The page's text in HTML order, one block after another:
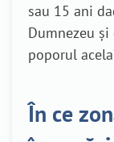
sau 15 ani
Dumnezeu
poporul
În ce